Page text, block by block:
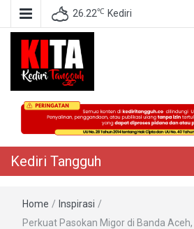
26.22℃ Kediri
Kediri
Berita Akurat Terpercaya
Kediri Tangguh
Home / Inspirasi /
Perkuat Pasokan Migor di Banda